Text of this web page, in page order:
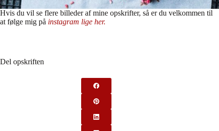
Hvis du vil se flere billeder af mine opskrifter, så er du velkommen til
at følge mig på instagram lige her.
Del opskriften